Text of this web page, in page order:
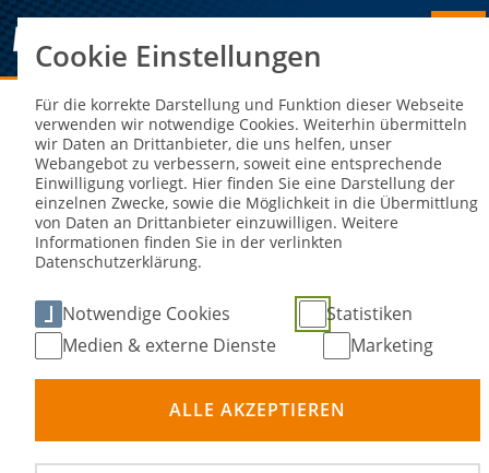
Sie sind hier: NEWS
Triumph in den Weinbergen: Griebel
schenkt DRM-Konkurrenz dritten
Sieg in Folge ein
Cookie Einstellungen
Für die korrekte Darstellung und Funktion dieser Webseite
verwenden wir notwendige Cookies. Weiterhin übermitteln
wir Daten an Drittanbieter, die uns helfen, unser
Webangebot zu verbessern, soweit eine entsprechende
Einwilligung vorliegt. Hier finden Sie eine Darstellung der
einzelnen Zwecke, sowie die Möglichkeit in die Übermittlung
von Daten an Drittanbieter einzuwilligen. Weitere
Informationen finden Sie in der verlinkten
Datenschutzerklärung.
Notwendige Cookies
Statistiken
Medien & externe Dienste
Marketing
ALLE AKZEPTIEREN